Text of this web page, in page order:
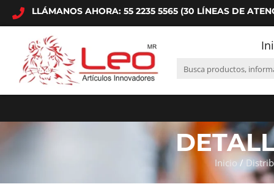
LLÁMANOS AHORA: 55 2235 5565 (30 LÍNEAS DE
Inicio/